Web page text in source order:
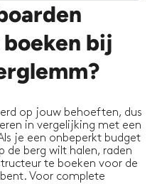
bij
op jouw behoeften, dus
in vergelijking met een
je een onbeperkt budget
de berg wilt halen, raden
te boeken voor de
Voor complete